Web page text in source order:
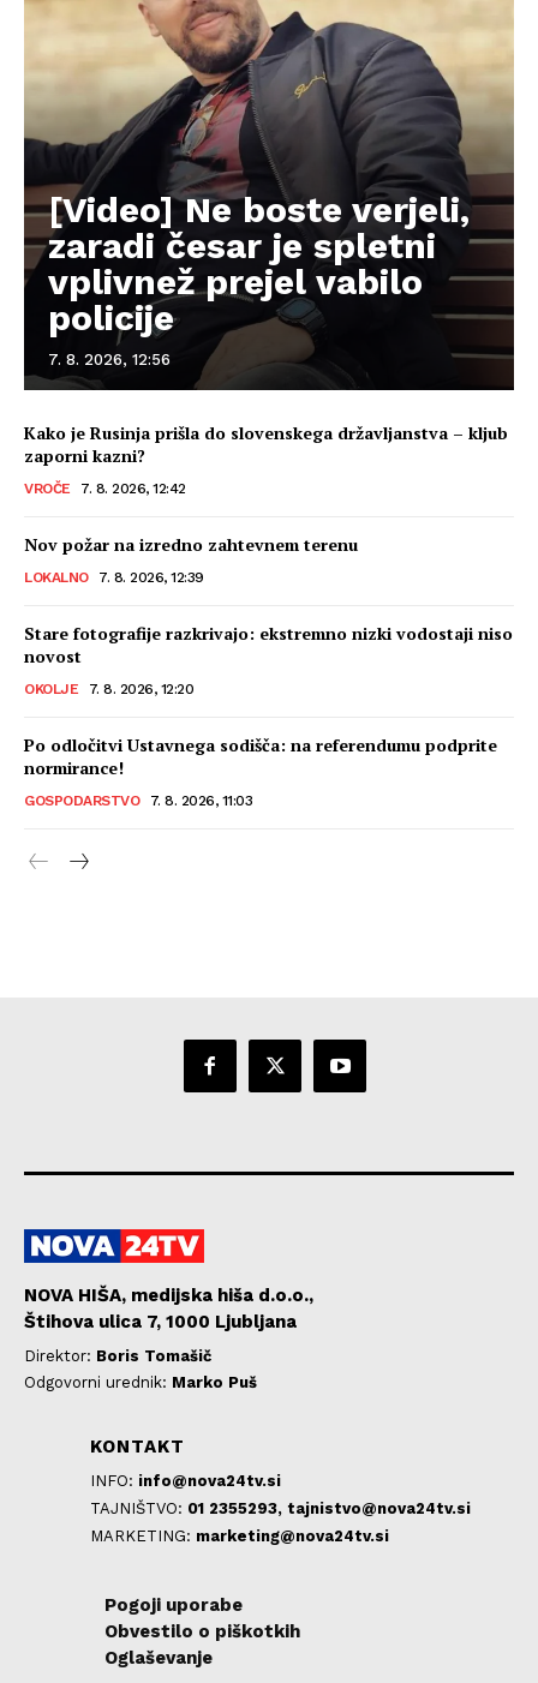
[Video] Ne boste verjeli,
zaradi česar je spletni
vplivnež prejel vabilo
policije
7. 8. 2026, 12:56
Kako je Rusinja prišla do slovenskega državljanstva – kljub
zaporni kazni?
VROČE 7. 8. 2026, 12:42
Nov požar na izredno zahtevnem terenu
LOKALNO 7. 8. 2026, 12:39
Stare fotografije razkrivajo: ekstremno nizki vodostaji niso
novost
OKOLJE 7. 8. 2026, 12:20
Po odločitvi Ustavnega sodišča: na referendumu podprite
normirance!
GOSPODARSTVO 7. 8. 2026, 11:03
NOVA HIŠA, medijska hiša d.o.o.,
Štihova ulica 7, 1000 Ljubljana
Direktor: Boris Tomašič
Odgovorni urednik: Marko Puš
KONTAKT
INFO: info@nova24tv.si
TAJNIŠTVO: 01 2355293, tajnistvo@nova24tv.si
MARKETING: marketing@nova24tv.si
Pogoji uporabe
Obvestilo o piškotkih
Oglaševanje